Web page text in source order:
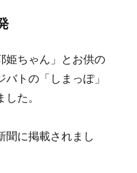
姫ちゃん」とお供の
トの「しまっぽ」
た。
聞に掲載されまし